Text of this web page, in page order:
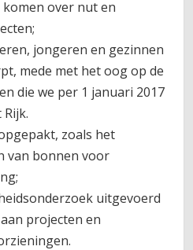
over nut en
jongeren en gezinnen
mede met het oog op de
die we per 1 januari 2017
zoals het
van bonnen voor
uitgevoerd
projecten en